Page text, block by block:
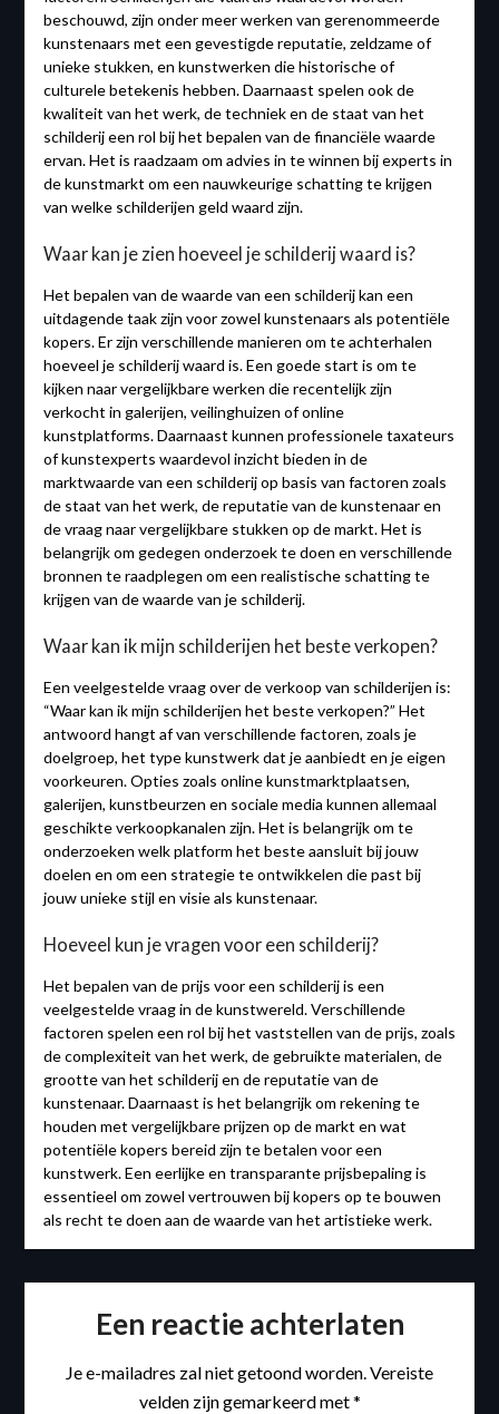
beschouwd, zijn onder meer werken van gerenommeerde
kunstenaars met een gevestigde reputatie, zeldzame of
unieke stukken, en kunstwerken die historische of
culturele betekenis hebben. Daarnaast spelen ook de
kwaliteit van het werk, de techniek en de staat van het
schilderij een rol bij het bepalen van de financiële waarde
ervan. Het is raadzaam om advies in te winnen bij experts in
de kunstmarkt om een nauwkeurige schatting te krijgen
van welke schilderijen geld waard zijn.
Waar kan je zien hoeveel je schilderij waard is?
Het bepalen van de waarde van een schilderij kan een
uitdagende taak zijn voor zowel kunstenaars als potentiële
kopers. Er zijn verschillende manieren om te achterhalen
hoeveel je schilderij waard is. Een goede start is om te
kijken naar vergelijkbare werken die recentelijk zijn
verkocht in galerijen, veilinghuizen of online
kunstplatforms. Daarnaast kunnen professionele taxateurs
of kunstexperts waardevol inzicht bieden in de
marktwaarde van een schilderij op basis van factoren zoals
de staat van het werk, de reputatie van de kunstenaar en
de vraag naar vergelijkbare stukken op de markt. Het is
belangrijk om gedegen onderzoek te doen en verschillende
bronnen te raadplegen om een realistische schatting te
krijgen van de waarde van je schilderij.
Waar kan ik mijn schilderijen het beste verkopen?
Een veelgestelde vraag over de verkoop van schilderijen is:
“Waar kan ik mijn schilderijen het beste verkopen?” Het
antwoord hangt af van verschillende factoren, zoals je
doelgroep, het type kunstwerk dat je aanbiedt en je eigen
voorkeuren. Opties zoals online kunstmarktplaatsen,
galerijen, kunstbeurzen en sociale media kunnen allemaal
geschikte verkoopkanalen zijn. Het is belangrijk om te
onderzoeken welk platform het beste aansluit bij jouw
doelen en om een strategie te ontwikkelen die past bij
jouw unieke stijl en visie als kunstenaar.
Hoeveel kun je vragen voor een schilderij?
Het bepalen van de prijs voor een schilderij is een
veelgestelde vraag in de kunstwereld. Verschillende
factoren spelen een rol bij het vaststellen van de prijs, zoals
de complexiteit van het werk, de gebruikte materialen, de
grootte van het schilderij en de reputatie van de
kunstenaar. Daarnaast is het belangrijk om rekening te
houden met vergelijkbare prijzen op de markt en wat
potentiële kopers bereid zijn te betalen voor een
kunstwerk. Een eerlijke en transparante prijsbepaling is
essentieel om zowel vertrouwen bij kopers op te bouwen
als recht te doen aan de waarde van het artistieke werk.
Een reactie achterlaten
Je e-mailadres zal niet getoond worden.Vereiste
velden zijn gemarkeerd met*